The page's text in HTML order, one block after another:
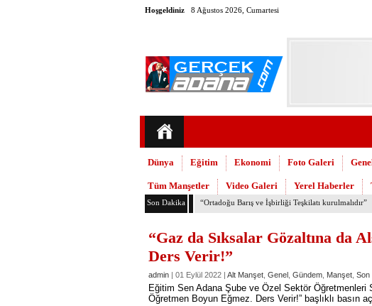
Hoşgeldiniz 8 Ağustos 2026, Cumartesi
Dünya Eğitim Ekonomi Foto Galeri
Tüm Manşetler Video Galeri Yerel Haberler
Son Dakika TMMOB Mimarlar Odası’ndan Adana Askeri
“Gaz da Sıksalar Gözaltına da
Ders Verir!”
admin | 01 Eylül 2022 | Alt Manşet Genel Gündem Manşet Son
Eğitim Sen Adana Şube ve Özel Sektör Öğretmenleri
Öğretmen Boyun Eğmez. Ders Verir!” başlıklı basın